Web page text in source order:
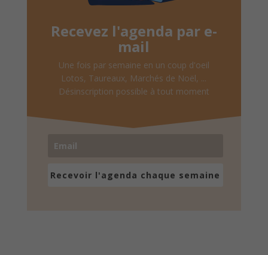
Recevez l'agenda par e-
mail
Une fois par semaine en un coup d'oeil
Lotos, Taureaux, Marchés de Noël, ...
Désinscription possible à tout moment
Recevoir l'agenda chaque semaine